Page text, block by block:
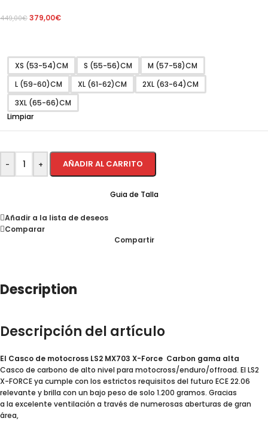
449,00€ 379,00€
XS (53-54)CM S (55-56)CM
M (57-58)CM
L (59-60)CM
XL (61-62)CM
2XL (63-64)CM
3XL (65-66)CM
Limpiar
- + AÑADIR AL CARRITO
Guia de Talla
Añadir a la lista de deseos
Comparar
Compartir
Description
Descripción del artículo
El Casco de motocross LS2 MX703 X-Force Carbon gama alta
Casco de carbono de alto nivel para motocross/enduro/offroad. El LS2
X-FORCE ya cumple con los estrictos requisitos del futuro ECE 22.06
relevante y brilla con un bajo peso de solo 1.200 gramos. Gracias
a la excelente ventilación a través de numerosas aberturas de gran
área,